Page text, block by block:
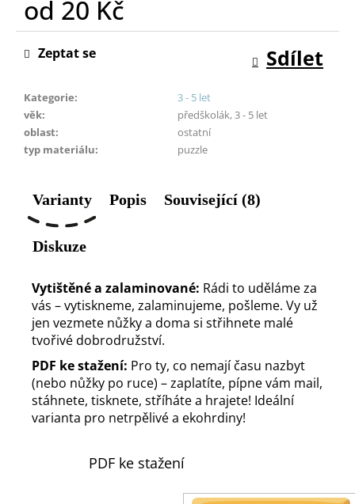
od 20 Kč
Měrná
cena:
Kategorie:
3 - 5 let
věk:
předškolák, 3 - 5 let
oblast:
ostatní
typ materiálu: puzzle
Zeptat se Sdílet
Varianty Popis Související (8)
Diskuze
Vytištěné a zalaminované: Rádi to uděláme za
vás – vytiskneme, zalaminujeme, pošleme. Vy už
jen vezmete nůžky a doma si střihnete malé
tvořivé dobrodružství.
PDF ke stažení: Pro ty, co nemají času nazbyt
(nebo nůžky po ruce) – zaplatíte, pípne vám mail,
stáhnete, tisknete, stříháte a hrajete! Ideální
varianta pro netrpělivé a ekohrdiny!
PDF ke stažení
m
e